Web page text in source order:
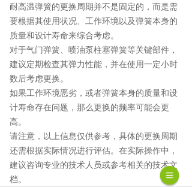
耐高温弹簧的更换周期并不是固定的，而是需
要根据其使用状况、工作环境以及弹簧本身的
质量和设计寿命来综合考虑。
对于气门弹簧、喷油泵柱塞弹簧等关键部件，
建议定期检查其弹力性能，并在使用一定小时
数后考虑更换。
如果工作环境恶劣，或者弹簧本身的质量和设
计寿命存在问题，那么更换的频率可能会更
高。
请注意，以上信息仅供参考，具体的更换周期
还需根据实际情况进行评估。在实际操作中，
建议咨询专业的技术人员或参考相关的技术文
档。